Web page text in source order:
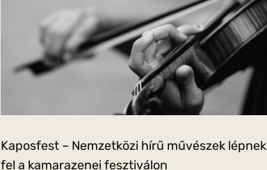
Kaposfest – Nemzetközi hírű művészek lépnek
fel a kamarazenei fesztiválon